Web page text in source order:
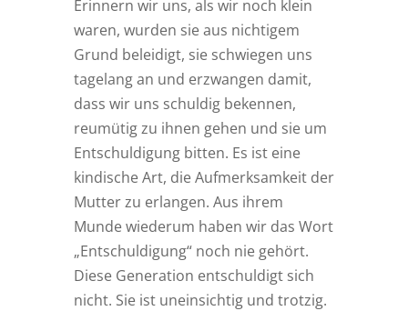
Erinnern wir uns, als wir noch klein
waren, wurden sie aus nichtigem
Grund beleidigt, sie schwiegen uns
tagelang an und erzwangen damit,
dass wir uns schuldig bekennen,
reumütig zu ihnen gehen und sie um
Entschuldigung bitten. Es ist eine
kindische Art, die Aufmerksamkeit der
Mutter zu erlangen. Aus ihrem
Munde wiederum haben wir das Wort
„Entschuldigung“ noch nie gehört.
Diese Generation entschuldigt sich
nicht. Sie ist uneinsichtig und trotzig.